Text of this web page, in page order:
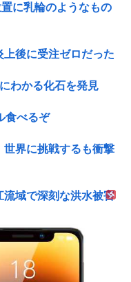
に乳輪のようなもの
上後に受注ゼロだった
わかる化石を発見
食べるぞ
世界に挑戦するも衝撃
域で深刻な洪水被害